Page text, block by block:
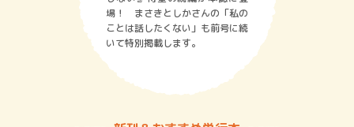
場！ まさきとしかさんの「私の
ことは話したくない」も前号に続
いて特別掲載します。